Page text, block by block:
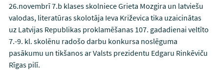
26.novembrī 7.b klases skolniece Grieta Mozgira un latviešu
valodas, literatūras skolotāja Ieva Križevica tika uzaicinātas
uz Latvijas Republikas proklamēšanas 107. gadadienai veltīto
7.-9. kl. skolēnu radošo darbu konkursa noslēguma
pasākumu un tikšanos ar Valsts prezidentu Edgaru Rinkēviču
Rīgas pilī.